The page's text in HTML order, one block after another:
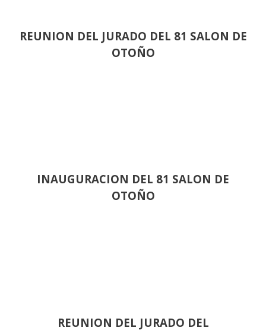
REUNION DEL JURADO DEL 81 SALON DE
OTOÑO
INAUGURACION DEL 81 SALON DE
OTOÑO
REUNION DEL JURADO DEL